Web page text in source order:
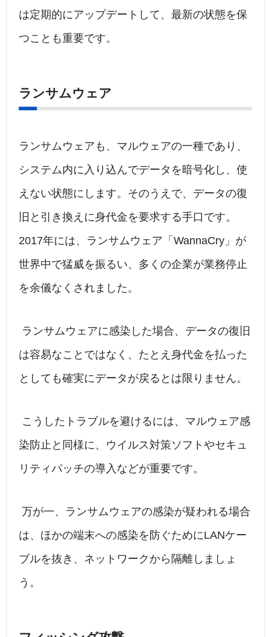
は定期的にアップデートして、最新の状態を保
つことも重要です。
ランサムウェア
ランサムウェアも、マルウェアの一種であり、
システム内に入り込んでデータを暗号化し、使
えない状態にします。そのうえで、データの復
旧と引き換えに身代金を要求する手口です。
2017年には、ランサムウェア「WannaCry」が
世界中で猛威を振るい、多くの企業が業務停止
を余儀なくされました。
ランサムウェアに感染した場合、データの復旧
は容易なことではなく、たとえ身代金を払った
としても確実にデータが戻るとは限りません。
こうしたトラブルを避けるには、マルウェア感
染防止と同様に、ウイルス対策ソフトやセキュ
リティパッチの導入などが重要です。
万が一、ランサムウェアの感染が疑われる場合
は、ほかの端末への感染を防ぐためにLANケー
ブルを抜き、ネットワークから隔離しましょ
う。